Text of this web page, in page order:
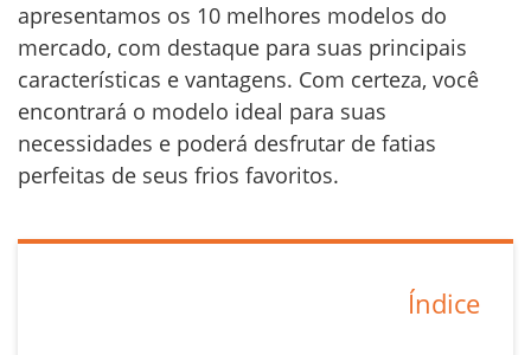
apresentamos os 10 melhores modelos do
mercado, com destaque para suas principais
características e vantagens. Com certeza, você
encontrará o modelo ideal para suas
necessidades e poderá desfrutar de fatias
perfeitas de seus frios favoritos.
Índice